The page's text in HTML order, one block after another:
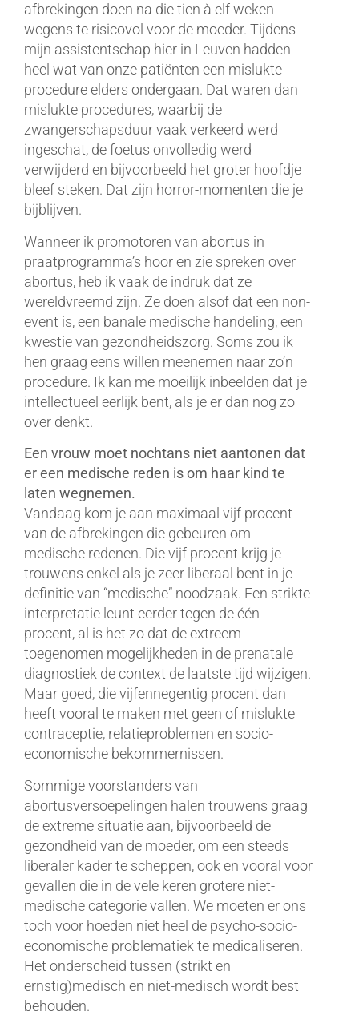
afbrekingen doen na die tien à elf weken
wegens te risicovol voor de moeder. Tijdens
mijn assistentschap hier in Leuven hadden
heel wat van onze patiënten een mislukte
procedure elders ondergaan. Dat waren dan
mislukte procedures, waarbij de
zwangerschapsduur vaak verkeerd werd
ingeschat, de foetus onvolledig werd
verwijderd en bijvoorbeeld het groter hoofdje
bleef steken. Dat zijn horror-momenten die je
bijblijven.
Wanneer ik promotoren van abortus in
praatprogramma’s hoor en zie spreken over
abortus, heb ik vaak de indruk dat ze
wereldvreemd zijn. Ze doen alsof dat een non-
event is, een banale medische handeling, een
kwestie van gezondheidszorg. Soms zou ik
hen graag eens willen meenemen naar zo’n
procedure. Ik kan me moeilijk inbeelden dat je
intellectueel eerlijk bent, als je er dan nog zo
over denkt.
Een vrouw moet nochtans niet aantonen dat
er een medische reden is om haar kind te
laten wegnemen.
Vandaag kom je aan maximaal vijf procent
van de afbrekingen die gebeuren om
medische redenen. Die vijf procent krijg je
trouwens enkel als je zeer liberaal bent in je
definitie van “medische” noodzaak. Een strikte
interpretatie leunt eerder tegen de één
procent, al is het zo dat de extreem
toegenomen mogelijkheden in de prenatale
diagnostiek de context de laatste tijd wijzigen.
Maar goed, die vijfennegentig procent dan
heeft vooral te maken met geen of mislukte
contraceptie, relatieproblemen en socio-
economische bekommernissen.
Sommige voorstanders van
abortusversoepelingen halen trouwens graag
de extreme situatie aan, bijvoorbeeld de
gezondheid van de moeder, om een steeds
liberaler kader te scheppen, ook en vooral voor
gevallen die in de vele keren grotere niet-
medische categorie vallen. We moeten er ons
toch voor hoeden niet heel de psycho-socio-
economische problematiek te medicaliseren.
Het onderscheid tussen (strikt en
ernstig)medisch en niet-medisch wordt best
behouden.